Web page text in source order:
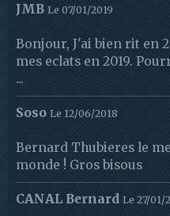
JMB Le 07/01/2019
Bonjour, J'ai bien rit en
mes eclats en 2019.
...
Soso Le 12/06/2018
Bernard Thubieres le
monde ! Gros bisous
CANAL Bernard Le 27/01/